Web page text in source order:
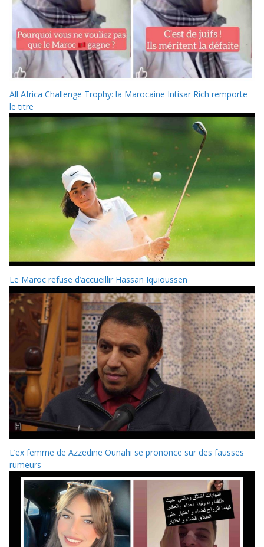
All Africa Challenge Trophy: la Marocaine Intisar Rich remporte
le titre
Le Maroc refuse d’accueillir Hassan Iquioussen
L’ex femme de Azzedine Ounahi se prononce sur des fausses
rumeurs